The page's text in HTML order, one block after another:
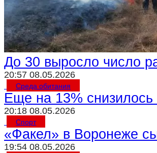
До 30 выросло число
20:57 08.05.2026
Среда обитания
Еще на 13% снизилось
20:18 08.05.2026
Спорт
«Факел» в Воронеже
19:54 08.05.2026